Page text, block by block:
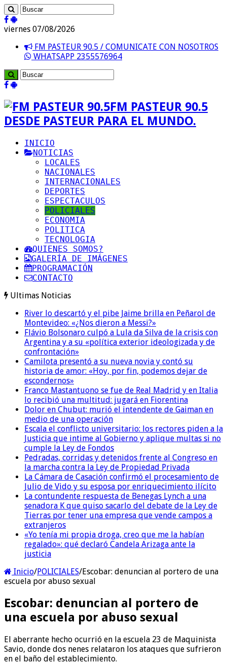
viernes 07/08/2026
FM PASTEUR 90.5 / COMUNICATE CON NOSOTROS
WHATSAPP 2355576964
FM PASTEUR 90.5
DESDE PASTEUR PARA EL MUNDO.
INICIO
NOTICIAS
LOCALES
NACIONALES
INTERNACIONALES
DEPORTES
ESPECTACULOS
POLICIALES
ECONOMIA
POLITICA
TECNOLOGIA
QUIENES SOMOS?
GALERÍA DE IMÁGENES
PROGRAMACIÓN
CONTACTO
Ultimas Noticias
River lo descartó y el pibe Jaime brilla en Peñarol de
Montevideo: «¿Nos dieron a Messi?»
Flávio Bolsonaro culpó a Lula da Silva de la crisis con
Argentina y a su «política exterior ideologizada y de
confrontación»
Camilota presentó a su nueva novia y contó su
historia de amor: «Hoy, por fin, podemos dejar de
escondernos»
Franco Mastantuono se fue de Real Madrid y en Italia
lo recibió una multitud: jugará en Fiorentina
Dolor en Chubut: murió el intendente de Gaiman en
medio de una operación
Escala el conflicto universitario: los rectores piden a la
Justicia que intime al Gobierno y aplique multas si no
cumple la Ley de Fondos
Pedradas, corridas y detenidos frente al Congreso en
la marcha contra la Ley de Propiedad Privada
La Cámara de Casación confirmó el procesamiento de
Julio de Vido y su esposa por enriquecimiento ilícito
La contundente respuesta de Benegas Lynch a una
senadora K que quiso sacarlo del debate de la Ley de
Tierras por tener una empresa que vende campos a
extranjeros
«Yo tenía mi propia droga, creo que me la habían
regalado»: qué declaró Candela Arizaga ante la
justicia
Inicio/POLICIALES/Escobar: denuncian al portero de una
escuela por abuso sexual
Escobar: denuncian al portero de
una escuela por abuso sexual
El aberrante hecho ocurrió en la escuela 23 de Maquinista
Savio, donde dos nenes relataron los ataques que sufrieron
en el baño del establecimiento.